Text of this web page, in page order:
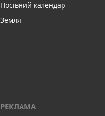
Посівний календар
Земля
РЕКЛАМА